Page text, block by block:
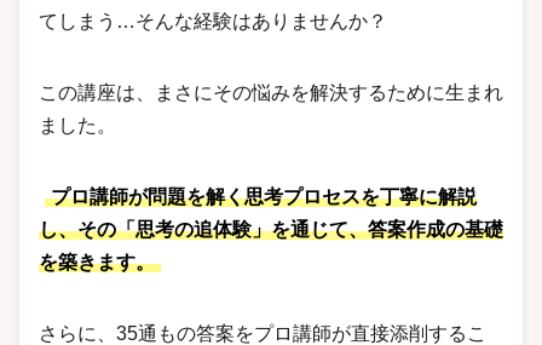
てしまう…そんな経験はありませんか？
この講座は、まさにその悩みを解決するために生まれ
ました。
プロ講師が問題を解く思考プロセスを丁寧に解説
し、その「思考の追体験」を通じて、答案作成の基礎
を築きます。
さらに、35通もの答案をプロ講師が直接添削するこ